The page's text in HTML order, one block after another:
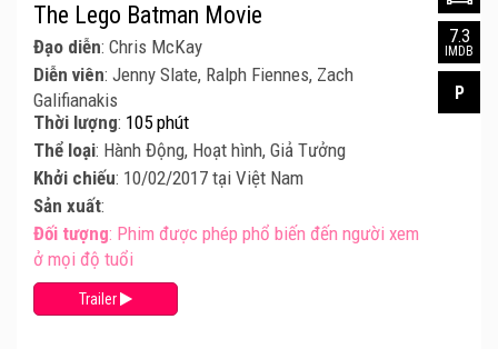
The Lego Batman Movie
Đạo diễn: Chris McKay
Diễn viên: Jenny Slate, Ralph Fiennes, Zach
Galifianakis
Thời lượng: 105 phút
Thể loại: Hành Động, Hoạt hình, Giả Tưởng
Khởi chiếu: 10/02/2017 tại Việt Nam
Sản xuất:
Đối tượng: Phim được phép phổ biến đến người xem
ở mọi độ tuổi
Trailer
7.3
IMDB
P